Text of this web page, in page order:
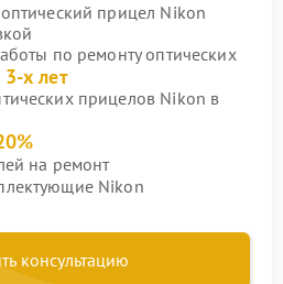
прицел Nikon
по ремонту оптических
х лет
прицелов Nikon в
на ремонт
Nikon
консультацию